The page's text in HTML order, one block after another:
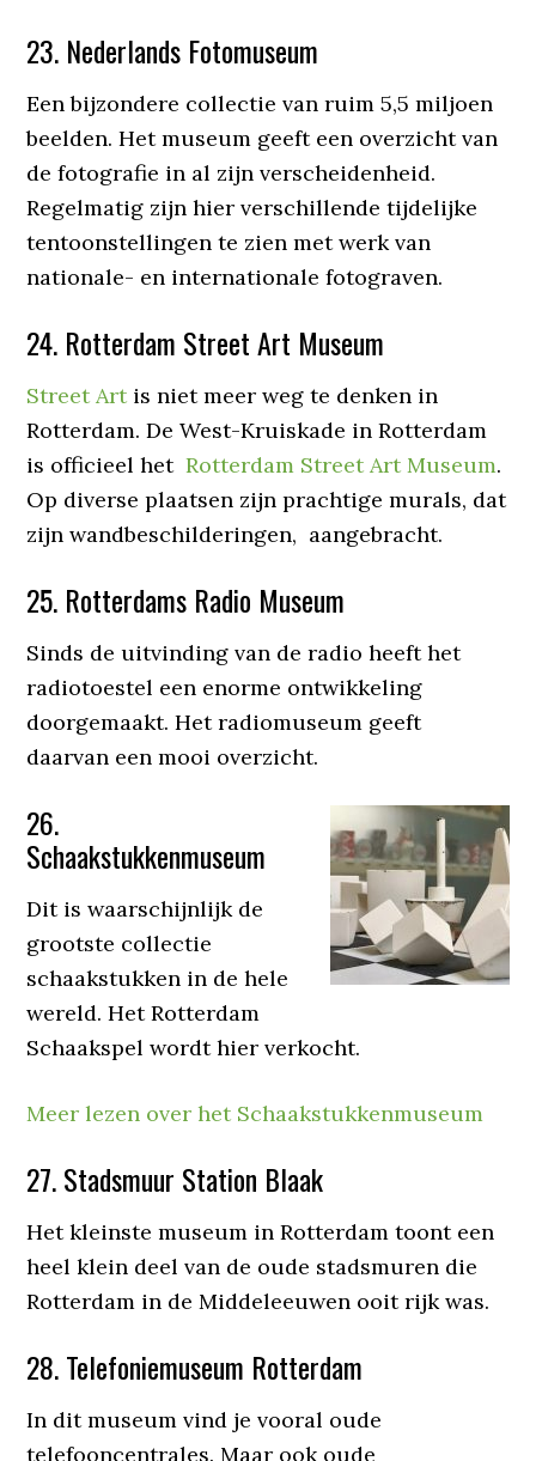
23. Nederlands Fotomuseum
Een bijzondere collectie van ruim 5,5 miljoen
beelden. Het museum geeft een overzicht van
de fotografie in al zijn verscheidenheid.
Regelmatig zijn hier verschillende tijdelijke
tentoonstellingen te zien met werk van
nationale- en internationale fotograven.
24. Rotterdam Street Art Museum
Street Artis niet meer weg te denken in
Rotterdam. De West-Kruiskade in Rotterdam
is officieel hetRotterdam Street Art Museum.
Op diverse plaatsen zijn prachtige murals, dat
zijn wandbeschilderingen, aangebracht.
25. Rotterdams Radio Museum
Sinds de uitvinding van de radio heeft het
radiotoestel een enorme ontwikkeling
doorgemaakt. Het radiomuseum geeft
daarvan een mooi overzicht.
26.
Schaakstukkenmuseum
Dit is waarschijnlijk de
grootste collectie
schaakstukken in de hele
wereld. Het Rotterdam
Schaakspel wordt hier verkocht.
Meer lezen over het Schaakstukkenmuseum
27. Stadsmuur Station Blaak
Het kleinste museum in Rotterdam toont een
heel klein deel van de oude stadsmuren die
Rotterdam in de Middeleeuwen ooit rijk was.
28. Telefoniemuseum Rotterdam
In dit museum vind je vooral oude
telefooncentrales. Maar ook oude